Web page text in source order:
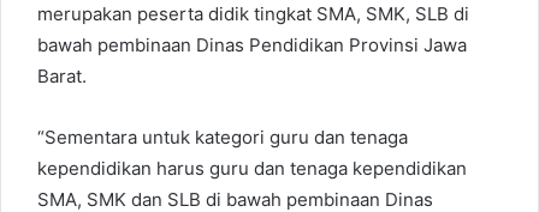
merupakan peserta didik tingkat SMA, SMK, SLB di
bawah pembinaan Dinas Pendidikan Provinsi Jawa
Barat.
“Sementara untuk kategori guru dan tenaga
kependidikan harus guru dan tenaga kependidikan
SMA, SMK dan SLB di bawah pembinaan Dinas